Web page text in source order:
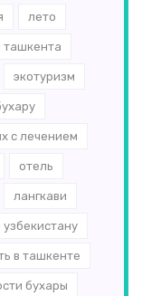
лето
ташкента
экотуризм
с лечением
отель
лангкави
в ташкенте
бухары